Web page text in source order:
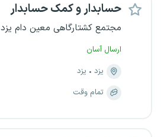
حسابدار و کمک حسابدار
مجتمع کشتارگاهی معین دام یزد
ارسال آسان
یزد
یزد
تمام وقت